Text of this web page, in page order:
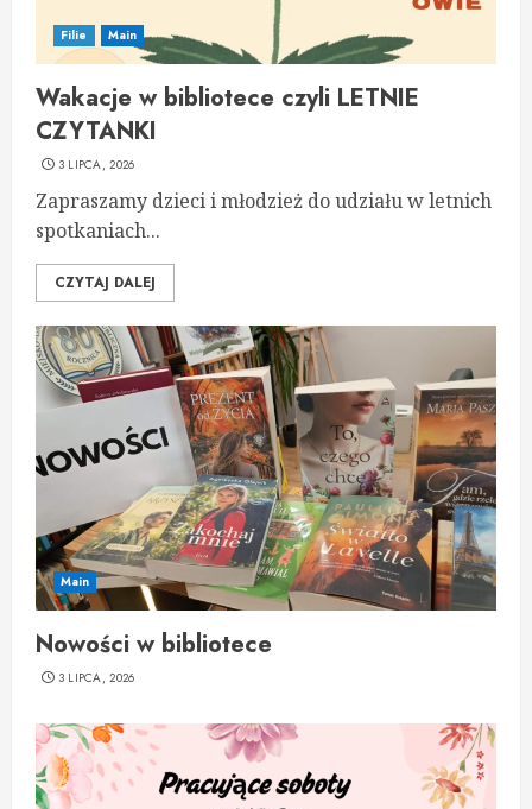
Filie Main
Wakacje w bibliotece czyli LETNIE
CZYTANKI
3 LIPCA, 2026
Zapraszamy dzieci i młodzież do udziału w letnich
spotkaniach...
CZYTAJ DALEJ
Main
Nowości w bibliotece
3 LIPCA, 2026